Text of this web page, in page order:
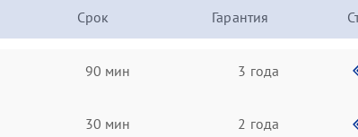
Срок Гарантия
90 мин 3 года
30 мин 2 года